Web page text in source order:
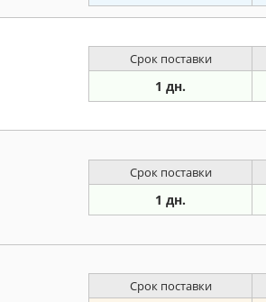
Срок поставки
1 дн.
Срок поставки
1 дн.
Срок поставки